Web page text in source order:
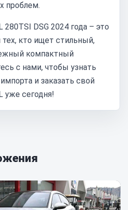
проблем.
280TSI DSG 2024 года – это
кто ищет стильный,
компактный
с нами, чтобы узнать
и заказать свой
уже сегодня!